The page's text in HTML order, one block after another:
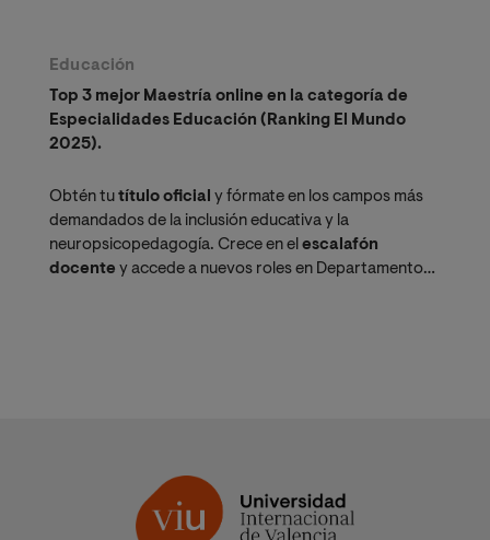
Educación
Top 3 mejor Maestría online en la categoría de
Especialidades Educación (Ranking El Mundo
2025).
Obtén tutítulo oficial y fórmate en los campos más
demandados de la inclusión educativa y la
neuropsicopedagogía. Crece en elescalafón
docente y accede a nuevos roles en Departamentos